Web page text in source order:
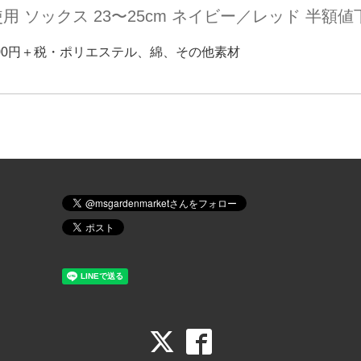
ソックス 23〜25cm ネイビー／レッド 半額値
円＋税・ポリエステル、綿、その他素材